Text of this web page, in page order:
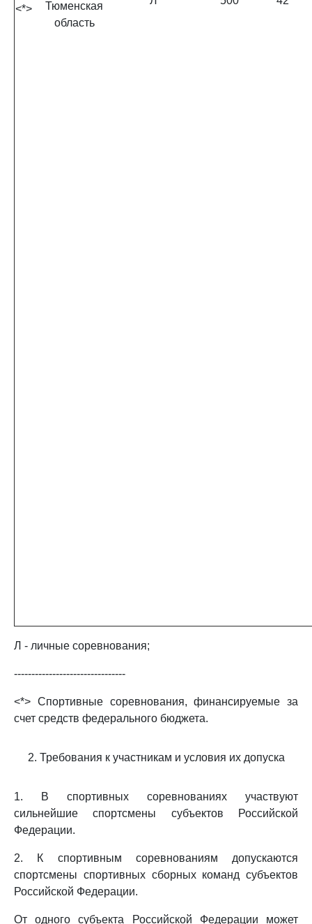
<*>
Тюменская
область
Л - личные соревнования;
--------------------------------
<*> Спортивные соревнования, финансируемые за
счет средств федерального бюджета.
2. Требования к участникам и условия их допуска
1. В спортивных соревнованиях участвуют
сильнейшие спортсмены субъектов Российской
Федерации.
2. К спортивным соревнованиям допускаются
спортсмены спортивных сборных команд субъектов
Российской Федерации.
От одного субъекта Российской Федерации может